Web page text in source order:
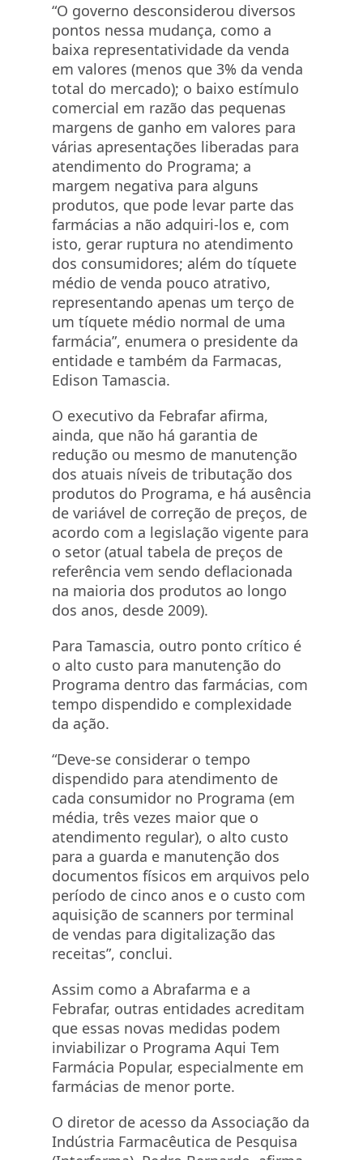
“O governo desconsiderou diversos
pontos nessa mudança, como a
baixa representatividade da venda
em valores (menos que 3% da venda
total do mercado); o baixo estímulo
comercial em razão das pequenas
margens de ganho em valores para
várias apresentações liberadas para
atendimento do Programa; a
margem negativa para alguns
produtos, que pode levar parte das
farmácias a não adquiri-los e, com
isto, gerar ruptura no atendimento
dos consumidores; além do tíquete
médio de venda pouco atrativo,
representando apenas um terço de
um tíquete médio normal de uma
farmácia”, enumera o presidente da
entidade e também da Farmacas,
Edison Tamascia.
O executivo da Febrafar afirma,
ainda, que não há garantia de
redução ou mesmo de manutenção
dos atuais níveis de tributação dos
produtos do Programa, e há ausência
de variável de correção de preços, de
acordo com a legislação vigente para
o setor (atual tabela de preços de
referência vem sendo deflacionada
na maioria dos produtos ao longo
dos anos, desde 2009).
Para Tamascia, outro ponto crítico é
o alto custo para manutenção do
Programa dentro das farmácias, com
tempo dispendido e complexidade
da ação.
“Deve-se considerar o tempo
dispendido para atendimento de
cada consumidor no Programa (em
média, três vezes maior que o
atendimento regular), o alto custo
para a guarda e manutenção dos
documentos físicos em arquivos pelo
período de cinco anos e o custo com
aquisição de scanners por terminal
de vendas para digitalização das
receitas”, conclui.
Assim como a Abrafarma e a
Febrafar, outras entidades acreditam
que essas novas medidas podem
inviabilizar o Programa Aqui Tem
Farmácia Popular, especialmente em
farmácias de menor porte.
O diretor de acesso da Associação da
Indústria Farmacêutica de Pesquisa